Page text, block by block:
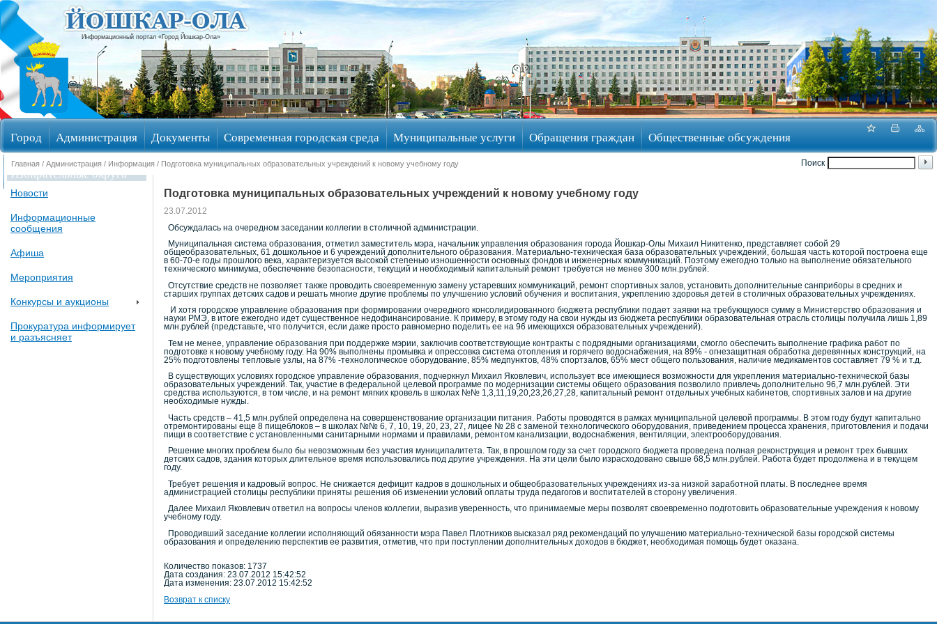
Информационный портал «Город Йошкар-Ола»
Город Администрация Документы Современная городская среда Муниципальные услуги Обращения граждан Общественные обсуждения
Избирательные округа
Поиск
Главная / Администрация / Информация / Подготовка муниципальных образовательных учреждений к новому учебному году
Новости
Информационные
сообщения
Афиша
Мероприятия
Конкурсы и аукционы
Прокуратура информирует
и разъясняет
Подготовка муниципальных образовательных учреждений к новому учебному году
23.07.2012
Обсуждалась на очередном заседании коллегии в столичной администрации.
Муниципальная система образования, отметил заместитель мэра, начальник управления образования города Йошкар-Олы Михаил Никитенко, представляет собой 29
общеобразовательных, 61 дошкольное и 6 учреждений дополнительного образования. Материально-техническая база образовательных учреждений, большая часть которой построена еще
в 60-70-е годы прошлого века, характеризуется высокой степенью изношенности основных фондов и инженерных коммуникаций. Поэтому ежегодно только на выполнение обязательного
технического минимума, обеспечение безопасности, текущий и необходимый капитальный ремонт требуется не менее 300 млн.рублей.
Отсутствие средств не позволяет также проводить своевременную замену устаревших коммуникаций, ремонт спортивных залов, установить дополнительные санприборы в средних и
старших группах детских садов и решать многие другие проблемы по улучшению условий обучения и воспитания, укреплению здоровья детей в столичных образовательных учреждениях.
И хотя городское управление образования при формировании очередного консолидированного бюджета республики подает заявки на требующуюся сумму в Министерство образования и
науки РМЭ, в итоге ежегодно идет существенное недофинансирование. К примеру, в этому году на свои нужды из бюджета республики образовательная отрасль столицы получила лишь 1,89
млн.рублей (представьте, что получится, если даже просто равномерно поделить ее на 96 имеющихся образовательных учреждений).
Тем не менее, управление образования при поддержке мэрии, заключив соответствующие контракты с подрядными организациями, смогло обеспечить выполнение графика работ по
подготовке к новому учебному году. На 90% выполнены промывка и опрессовка система отопления и горячего водоснабжения, на 89% - огнезащитная обработка деревянных конструкций, на
25% подготовлены тепловые узлы, на 87% -технологическое оборудование, 85% медпунктов, 48% спортзалов, 65% мест общего пользования, наличие медикаментов составляет 79 % и т.д.
В существующих условиях городское управление образования, подчеркнул Михаил Яковлевич, использует все имеющиеся возможности для укрепления материально-технической базы
образовательных учреждений. Так, участие в федеральной целевой программе по модернизации системы общего образования позволило привлечь дополнительно 96,7 млн.рублей. Эти
средства используются, в том числе, и на ремонт мягких кровель в школах №№ 1,3,11,19,20,23,26,27,28, капитальный ремонт отдельных учебных кабинетов, спортивных залов и на другие
необходимые нужды.
Часть средств – 41,5 млн.рублей определена на совершенствование организации питания. Работы проводятся в рамках муниципальной целевой программы. В этом году будут капитально
отремонтированы еще 8 пищеблоков – в школах №№ 6, 7, 10, 19, 20, 23, 27, лицее № 28 с заменой технологического оборудования, приведением процесса хранения, приготовления и подачи
пищи в соответствие с установленными санитарными нормами и правилами, ремонтом канализации, водоснабжения, вентиляции, электрооборудования.
Решение многих проблем было бы невозможным без участия муниципалитета. Так, в прошлом году за счет городского бюджета проведена полная реконструкция и ремонт трех бывших
детских садов, здания которых длительное время использовались под другие учреждения. На эти цели было израсходовано свыше 68,5 млн.рублей. Работа будет продолжена и в текущем
году.
Требует решения и кадровый вопрос. Не снижается дефицит кадров в дошкольных и общеобразовательных учреждениях из-за низкой заработной платы. В последнее время
администрацией столицы республики приняты решения об изменении условий оплаты труда педагогов и воспитателей в сторону увеличения.
Далее Михаил Яковлевич ответил на вопросы членов коллегии, выразив уверенность, что принимаемые меры позволят своевременно подготовить образовательные учреждения к новому
учебному году.
Проводивший заседание коллегии исполняющий обязанности мэра Павел Плотников высказал ряд рекомендаций по улучшению материально-технической базы городской системы
образования и определению перспектив ее развития, отметив, что при поступлении дополнительных доходов в бюджет, необходимая помощь будет оказана.
Количество показов: 1737
Дата создания: 23.07.2012 15:42:52
Дата изменения: 23.07.2012 15:42:52
Возврат к списку